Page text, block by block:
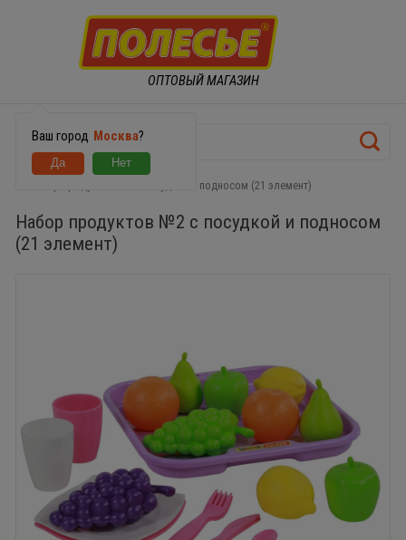
ОПТОВЫЙ МАГАЗИН
Ваш город Москва?
Набор продуктов №2 с посудкой и подносом (21 элемент)
Набор продуктов №2 с посудкой и подносом
(21 элемент)